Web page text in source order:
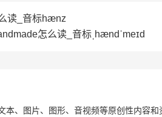
读_音标hænz
怎么读_音标ˌhændˈmeɪd
本、图片、图形、音视频等原创性内容